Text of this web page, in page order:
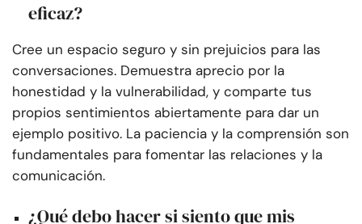
eficaz?
Cree un espacio seguro y sin prejuicios para las
conversaciones. Demuestra aprecio por la
honestidad y la vulnerabilidad, y comparte tus
propios sentimientos abiertamente para dar un
ejemplo positivo. La paciencia y la comprensión son
fundamentales para fomentar las relaciones y la
comunicación.
¿Qué debo hacer si siento que mis